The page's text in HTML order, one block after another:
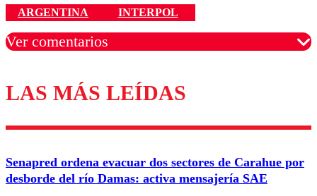
ARGENTINA INTERPOL
Ver comentarios
Los comentarios son moderados para garantizar un
diálogo respetuoso.
Correo
LAS MÁS LEÍDAS
Senapred ordena evacuar dos sectores de Carahue por
desborde del río Damas: activa mensajería SAE